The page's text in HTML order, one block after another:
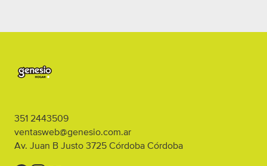
351 2443509
ventasweb@genesio.com.ar
Av. Juan B Justo 3725CórdobaCórdoba